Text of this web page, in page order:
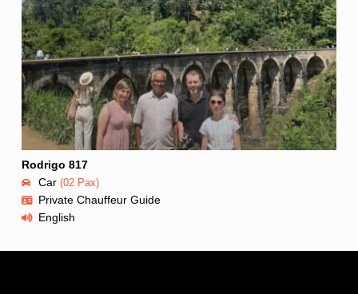
Rodrigo 817
Car (02 Pax)
Private Chauffeur Guide
English